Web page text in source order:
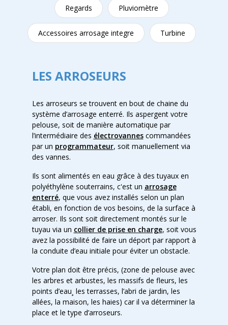
Regards Pluviomètre
Accessoires arrosage integre Turbine
LES ARROSEURS
Les arroseurs se trouvent en bout de chaine du
système d’arrosage enterré. Ils aspergent votre
pelouse, soit de manière automatique par
l’intermédiaire des électrovannescommandées
par un programmateur, soit manuellement via
des vannes.
Ils sont alimentés en eau grâce à des tuyaux en
polyéthylène souterrains, c'est un arrosage
enterré, que vous avez installés selon un plan
établi, en fonction de vos besoins, de la surface à
arroser. Ils sont soit directement montés sur le
tuyau via un collier de prise en charge, soit vous
avez la possibilité de faire un déport par rapport à
la conduite d’eau initiale pour éviter un obstacle.
Votre plan doit être précis, (zone de pelouse avec
les arbres et arbustes, les massifs de fleurs, les
points d’eau¸ les terrasses, l’abri de jardin, les
allées, la maison, les haies) car il va déterminer la
place et le type d’arroseurs.